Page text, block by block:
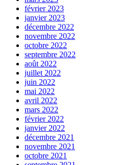
février 2023
janvier 2023
décembre 2022
novembre 2022
octobre 2022
septembre 2022
août 2022
juillet 2022
juin 2022
mai 2022
avril 2022
mars 2022
février 2022
janvier 2022
décembre 2021
novembre 2021
octobre 2021